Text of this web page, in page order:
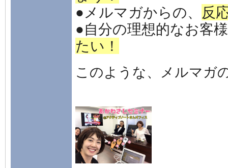
●メルマガからの、 反
●自分の理想的なお客
たい！
このような、メルマガ